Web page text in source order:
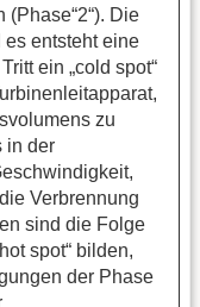
Die
entsteht eine
ein „cold spot“
zu
in der
Verbrennung
sind die Folge
spot“ bilden,
der Phase